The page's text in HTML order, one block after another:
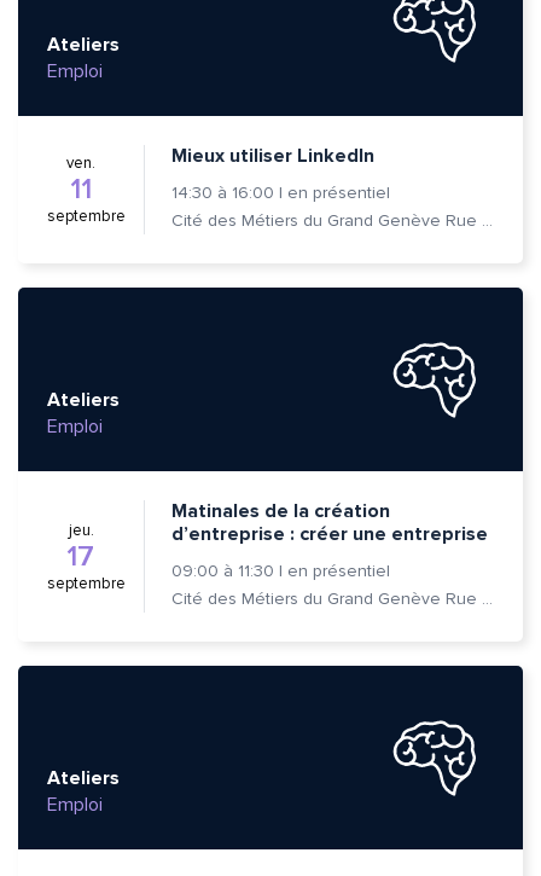
Ateliers
Emploi
ven.
11
septembre
Mieux utiliser LinkedIn
14:30 à 16:00 | en présentiel
Cité des Métiers du Grand Genève Rue Prévost-Martin 6 1205 Genève
Ateliers
Emploi
jeu.
17
septembre
Matinales de la création
d’entreprise : créer une entreprise
09:00 à 11:30 | en présentiel
Cité des Métiers du Grand Genève Rue Prévost-Martin 6 1205 Genève
Ateliers
Emploi